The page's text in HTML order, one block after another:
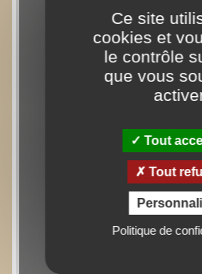
Ce site
cookies et
le contrôle
que vous
Tout
Tout
Politique de